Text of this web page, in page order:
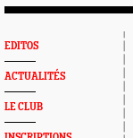
EDITOS
ACTUALITÉS
LE CLUB